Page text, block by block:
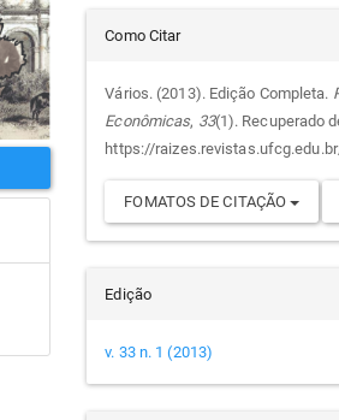
principal
Detalhes
do
artigo
Como Citar
Vários. (2013). Edição Completa.
Econômicas, 33(1). Recuperado
https://
FOMATOS DE CITAÇÃO
Edição
v. 33 n. 1 (2013)